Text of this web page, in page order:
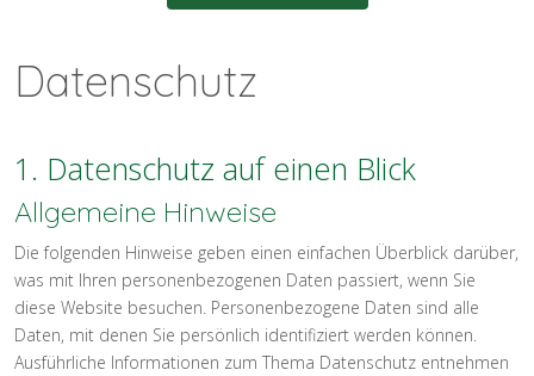
Datenschutz
1. Datenschutz auf einen Blick
Allgemeine Hinweise
Die folgenden Hinweise geben einen einfachen Überblick darüber,
was mit Ihren personenbezogenen Daten passiert, wenn Sie
diese Website besuchen. Personenbezogene Daten sind alle
Daten, mit denen Sie persönlich identifiziert werden können.
Ausführliche Informationen zum Thema Datenschutz entnehmen